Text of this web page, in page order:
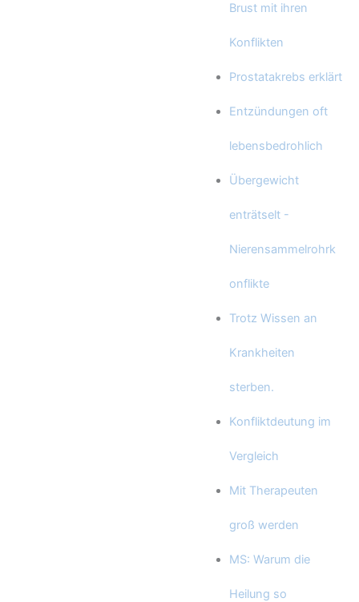
Brust mit ihren
Konflikten
Prostatakrebs erklärt
Entzündungen oft
lebensbedrohlich
Übergewicht
enträtselt -
Nierensammelrohrk
onflikte
Trotz Wissen an
Krankheiten
sterben.
Konfliktdeutung im
Vergleich
Mit Therapeuten
groß werden
MS: Warum die
Heilung so